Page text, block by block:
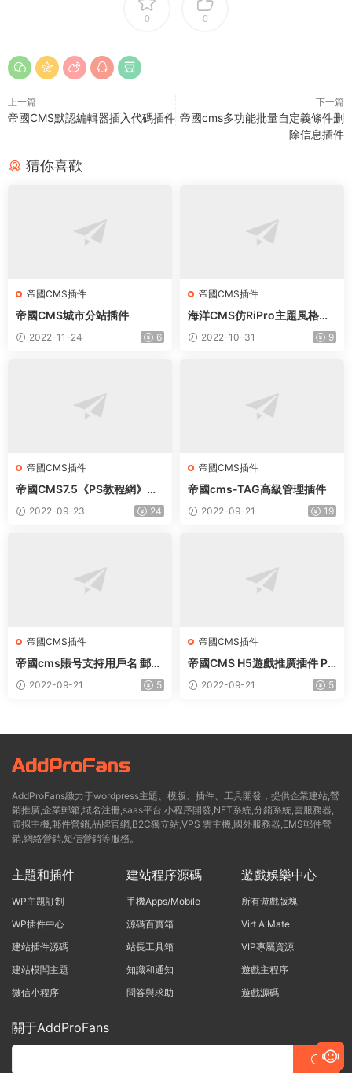
0 0
上一篇
帝國CMS默認編輯器插入代碼插件
下一篇
帝國cms多功能批量自定義條件删
除信息插件
猜你喜歡
帝國CMS插件
帝國CMS城市分站插件
2022-11-24 6
帝國CMS插件
海洋CMS仿RiPro主題風格自
适應模闆下載
2022-10-31 9
帝國CMS插件
帝國CMS7.5《PS教程網》模
闆+手機端+采集+插件
2022-09-23 24
帝國CMS插件
帝國cms-TAG高級管理插件
2022-09-21 19
帝國CMS插件
帝國cms賬号支持用戶名 郵箱
手機号多用戶名同時登錄插件
2022-09-21 5
帝國CMS插件
帝國CMS H5遊戲推廣插件 PC
+手機端
2022-09-21 5
AddProFans緻力于wordpress主題、模版、插件、工具開發，提供企業建站,營
銷推廣,企業郵箱,域名注冊,saas平台,小程序開發,NFT系統,分銷系統,雲服務器,
虛拟主機,郵件營銷,品牌官網,B2C獨立站,VPS 雲主機,國外服務器,EMS郵件營
銷,網絡營銷,短信營銷等服務。
主題和插件
WP主題訂制
WP插件中心
建站插件源碼
建站模闆主題
微信小程序
建站程序源碼
手機Apps/Mobile
源碼百寶箱
站長工具箱
知識和通知
問答與求助
遊戲娛樂中心
所有遊戲版塊
Virt A Mate
VIP專屬資源
遊戲主程序
遊戲源碼
關于AddProFans